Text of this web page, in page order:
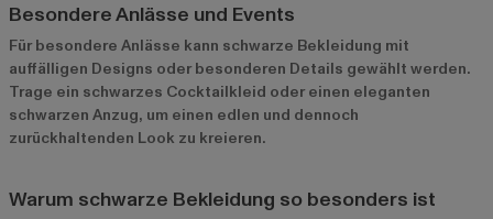
Besondere Anlässe und Events
Für besondere Anlässe kann schwarze Bekleidung mit
auffälligen Designs oder besonderen Details gewählt werden.
Trage ein schwarzes Cocktailkleid oder einen eleganten
schwarzen Anzug, um einen edlen und dennoch
zurückhaltenden Look zu kreieren.
Warum schwarze Bekleidung so besonders ist